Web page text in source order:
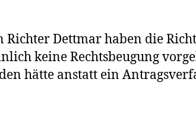
Richter Dettmar haben die
keine Rechtsbeugung
hätte anstatt ein